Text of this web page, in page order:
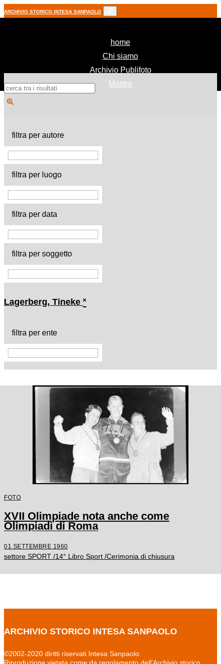
ARCHIVIO STORICO INTESA SANPAOLO
home(current)
Chi siamo
Archivio Publifoto
Mostre
filtra per autore
filtra per luogo
filtra per data
filtra per soggetto
Lagerberg, Tineke ˟
filtra per ente
FOTO
XVII Olimpiade nota anche come
Olimpiadi di Roma
01 SETTEMBRE 1960
settore SPORT /14° Libro Sport /Cerimonia di chiusura
ARCHIVIO STORICO INTESA SANPAOLO
©2002-2020 diritti riservati Intesa Sanpaolo.